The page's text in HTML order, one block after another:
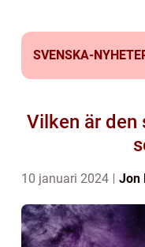
SVENSKA-
Vilken är den
10 januari 2024 Jon